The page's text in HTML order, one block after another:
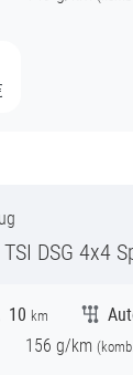
DSG 4x4
10 km
156 g/km (